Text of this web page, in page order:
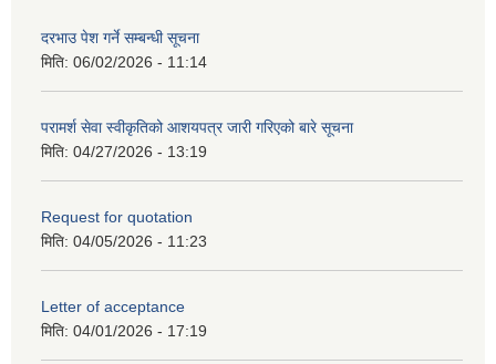
दरभाउ पेश गर्ने सम्बन्धी सूचना
मिति: 06/02/2026 - 11:14
परामर्श सेवा स्वीकृतिको आशयपत्र जारी गरिएको बारे सूचना
मिति: 04/27/2026 - 13:19
Request for quotation
मिति: 04/05/2026 - 11:23
Letter of acceptance
मिति: 04/01/2026 - 17:19